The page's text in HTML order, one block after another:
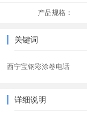
产品规格：
关键词
西宁宝钢彩涂卷电话
详细说明